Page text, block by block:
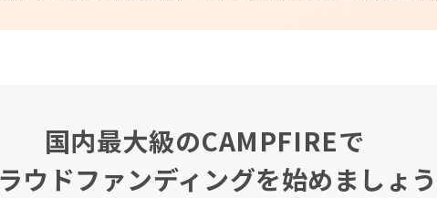
国内最大級のCAMPFIREで
ウドファンディングを始めましょう